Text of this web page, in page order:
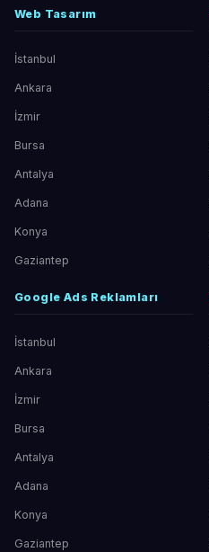
Web Tasarım
İstanbul
Ankara
İzmir
Bursa
Antalya
Adana
Konya
Gaziantep
Google Ads Reklamları
İstanbul
Ankara
İzmir
Bursa
Antalya
Adana
Konya
Gaziantep